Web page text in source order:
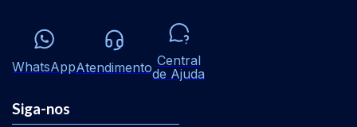
WhatsAppAtendimento Central
de Ajuda
Siga-nos